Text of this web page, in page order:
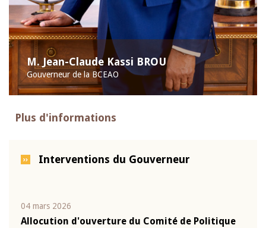
M. Jean-Claude Kassi BROU
Gouverneur de la BCEAO
Plus d'informations
Interventions du Gouverneur
04 mars 2026
Allocution d'ouverture du Comité de Politique